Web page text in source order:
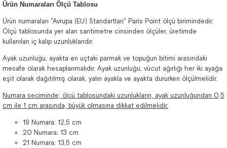
Ürün Numaraları Ölçü Tablosu
Ürün numaraları "Avrupa (EU) Standartları" Paris Point ölçü birimindedir.
Ölçü tablosunda yer alan santimetre cinsinden ölçüler, üretimde
kullanılan iç kalıp uzunluklarıdır.
Ayak uzunluğu, ayakta en uçtaki parmak ve topuğun bitimi arasındaki
mesafe olarak hesaplanmalıdır. Ayak uzunluğu, vücut ağırlığı her iki ayağa
eşit olarak dağıtılmış olarak, yalın ayakla ve ayakta dururken ölçülmelidir.
Numara seçiminde; ölçü tablosundaki uzunlukların, ayak uzunluğundan 0,5
cm ile 1 cm arasında, büyük olmasına dikkat edilmelidir.
19 Numara: 12,5 cm
20 Numara: 13 cm
21 Numara: 13,5 cm